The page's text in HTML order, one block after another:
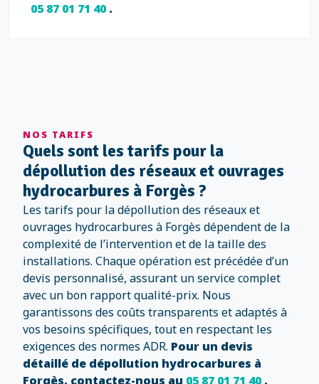
05 87 01 71 40.
NOS TARIFS
Quels sont les tarifs pour la
dépollution des réseaux et ouvrages
hydrocarbures à Forgès ?
Les tarifs pour la dépollution des réseaux et
ouvrages hydrocarbures à Forgès dépendent de la
complexité de l’intervention et de la taille des
installations. Chaque opération est précédée d’un
devis personnalisé, assurant un service complet
avec un bon rapport qualité-prix. Nous
garantissons des coûts transparents et adaptés à
vos besoins spécifiques, tout en respectant les
exigences des normes ADR. Pour un devis
détaillé de dépollution hydrocarbures à
Forgès, contactez-nous au 05 87 01 71 40.